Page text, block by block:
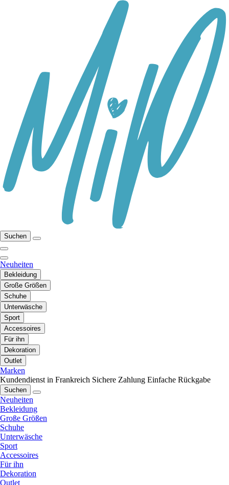
Suchen
Neuheiten
Bekleidung
Große Größen
Schuhe
Unterwäsche
Sport
Accessoires
Für ihn
Dekoration
Outlet
Marken
Kundendienst in Frankreich Sichere Zahlung Einfache Rückgabe
Suchen
Neuheiten
Bekleidung
Große Größen
Schuhe
Unterwäsche
Sport
Accessoires
Für ihn
Dekoration
Outlet